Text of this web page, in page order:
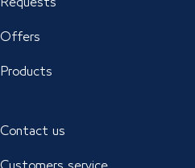
Requests
Offers
Products
Contact us
Customers service